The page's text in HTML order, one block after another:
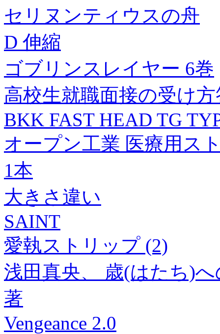
セリヌンティウスの舟
D 伸縮
ゴブリンスレイヤー 6巻
高校生就職面接の受け方
BKK FAST HEAD TG
オープン工業 医療用ス
1本
大きさ違い
SAINT
愛執ストリップ (2)
浅田真央、 歳(はたち)
著
Vengeance 2.0